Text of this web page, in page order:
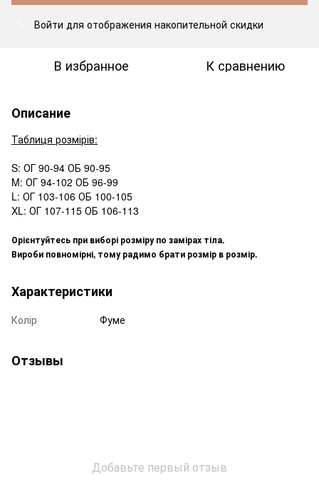
Войти для отображения накопительной скидки
В избранное К сравнению
Описание
Таблиця розмірів:
S: ОГ 90-94 ОБ 90-95
M: ОГ 94-102 ОБ 96-99
L: ОГ 103-106 ОБ 100-105
XL: ОГ 107-115 ОБ 106-113
Орієнтуйтесь при виборі розміру по замірах тіла.
Вироби повномірні, тому радимо брати розмір в розмір.
Характеристики
Колір Фуме
Отзывы
Добавьте первый отзыв